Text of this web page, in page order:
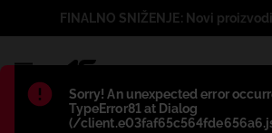
Błąd:
Sorry! An unexpected error
TypeError81 at Dialog
(/
FINALNO SNIŽENJE: Novi